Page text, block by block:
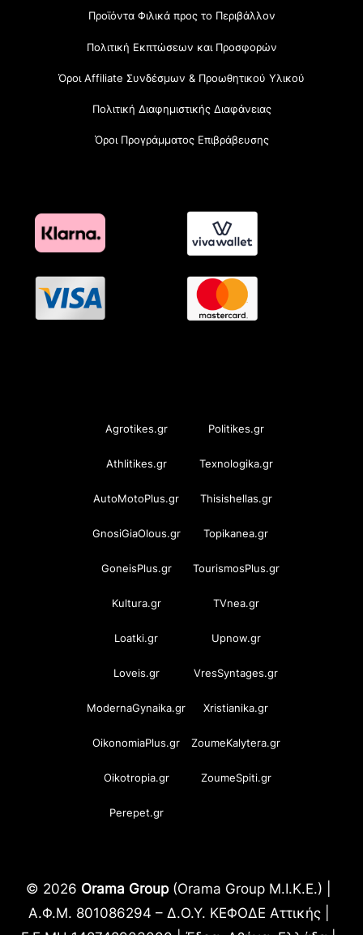
Προϊόντα Φιλικά προς το Περιβάλλον
Πολιτική Εκπτώσεων και Προσφορών
Όροι Affiliate Συνδέσμων & Προωθητικού Υλικού
Πολιτική Διαφημιστικής Διαφάνειας
Όροι Προγράμματος Επιβράβευσης
Agrotikes.gr Politikes.gr
Athlitikes.gr Texnologika.gr
AutoMotoPlus.gr Thisishellas.gr
GnosiGiaOlous.gr Topikanea.gr
GoneisPlus.gr TourismosPlus.gr
Kultura.gr TVnea.gr
Loatki.gr Upnow.gr
Loveis.gr VresSyntages.gr
ModernaGynaika.gr Xristianika.gr
OikonomiaPlus.gr ZoumeKalytera.gr
Oikotropia.gr ZoumeSpiti.gr
Perepet.gr
© 2026 Orama Group(Orama Group Μ.Ι.Κ.Ε.) |
Α.Φ.Μ. 801086294 – Δ.Ο.Υ. ΚΕΦΟΔΕ Αττικής |